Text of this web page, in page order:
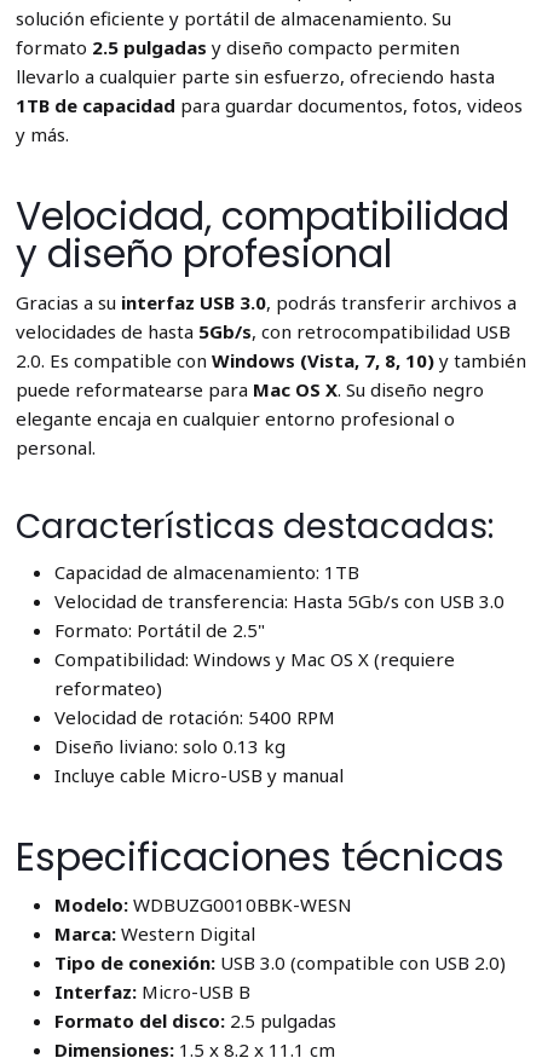
solución eficiente y portátil de almacenamiento. Su
formato 2.5 pulgadas y diseño compacto permiten
llevarlo a cualquier parte sin esfuerzo, ofreciendo hasta
1TB de capacidad para guardar documentos, fotos, videos
y más.
Velocidad, compatibilidad
y diseño profesional
Gracias a su interfaz USB 3.0, podrás transferir archivos a
velocidades de hasta 5Gb/s, con retrocompatibilidad USB
2.0. Es compatible con Windows (Vista, 7, 8, 10)y también
puede reformatearse para Mac OS X. Su diseño negro
elegante encaja en cualquier entorno profesional o
personal.
Características destacadas:
Capacidad de almacenamiento: 1TB
Velocidad de transferencia: Hasta 5Gb/s con USB 3.0
Formato: Portátil de 2.5"
Compatibilidad: Windows y Mac OS X (requiere
reformateo)
Velocidad de rotación: 5400 RPM
Diseño liviano: solo 0.13 kg
Incluye cable Micro-USB y manual
Especificaciones técnicas
Modelo:WDBUZG0010BBK-WESN
Marca:Western Digital
Tipo de conexión:USB 3.0 (compatible con USB 2.0)
Interfaz:Micro-USB B
Formato del disco:2.5 pulgadas
Dimensiones:1.5 x 8.2 x 11.1 cm